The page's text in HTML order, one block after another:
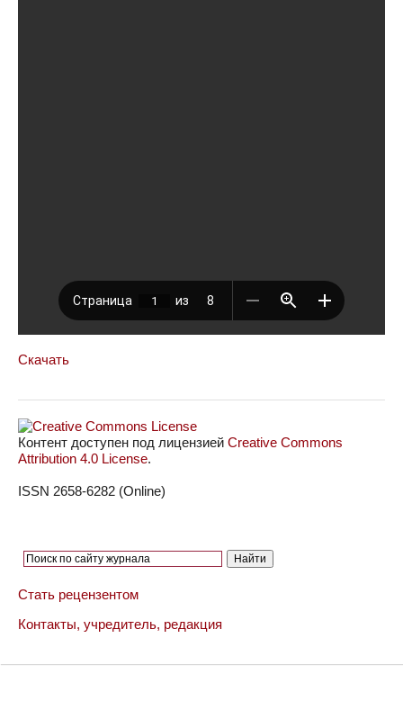
Скачать
Контент доступен под лицензией Creative Commons
Attribution 4.0 License.
ISSN 2658-6282 (Online)
Стать рецензентом
Контакты, учредитель, редакция